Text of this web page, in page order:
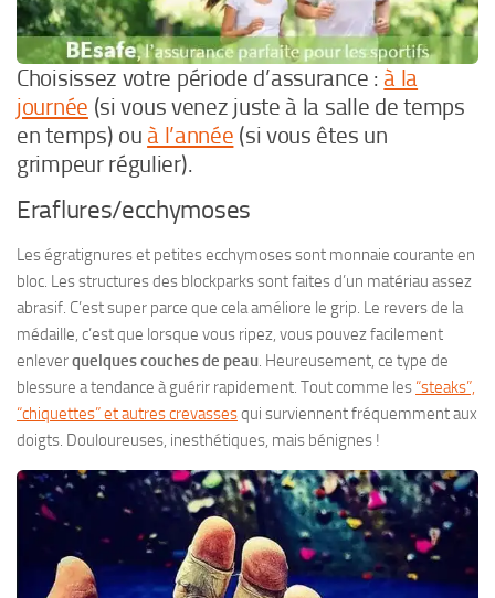
Choisissez votre période d’assurance : à la
journée (si vous venez juste à la salle de temps
en temps) ou à l’année (si vous êtes un
grimpeur régulier).
Eraflures/ecchymoses
Les égratignures et petites ecchymoses sont monnaie courante en
bloc. Les structures des blockparks sont faites d’un matériau assez
abrasif. C’est super parce que cela améliore le grip. Le revers de la
médaille, c’est que lorsque vous ripez, vous pouvez facilement
enleverquelques couches de peau. Heureusement, ce type de
blessure a tendance à guérir rapidement. Tout comme les “steaks”,
“chiquettes” et autres crevassesqui surviennent fréquemment aux
doigts. Douloureuses, inesthétiques, mais bénignes !